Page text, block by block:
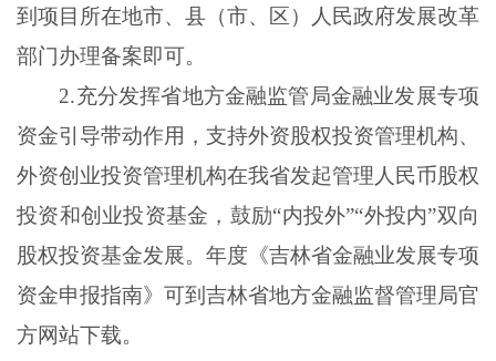
到项目所在地市、县（市、区）人民政府发展改革
部门办理备案即可。
2.充分发挥省地方金融监管局金融业发展专项
资金引导带动作用，支持外资股权投资管理机构、
外资创业投资管理机构在我省发起管理人民币股权
投资和创业投资基金，鼓励“内投外”“外投内”双向
股权投资基金发展。年度《吉林省金融业发展专项
资金申报指南》可到吉林省地方金融监督管理局官
方网站下载。